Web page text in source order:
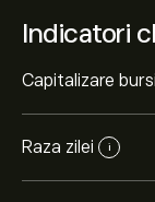
Indicatori
Capitalizare
Raza zilei i